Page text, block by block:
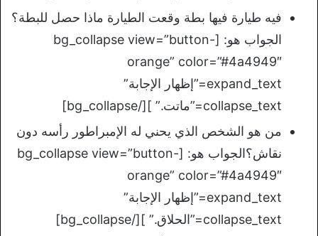
فيه طيارة فيها بطة وقعت الطيارة ماذا حصل للبطة؟
الجواب هو: [bg_collapse view=”button-
orange” color=”#4a4949″
expand_text=”إظهار الإجابة”
collapse_text=”ماتت.” ][/bg_collapse]
من هو الشخص الذي يحني له الإمبراطور رأسه دون
نقاش؟الجواب هو: [bg_collapse view=”button-
orange” color=”#4a4949″
expand_text=”إظهار الإجابة”
collapse_text=”الحلاق.” ][/bg_collapse]